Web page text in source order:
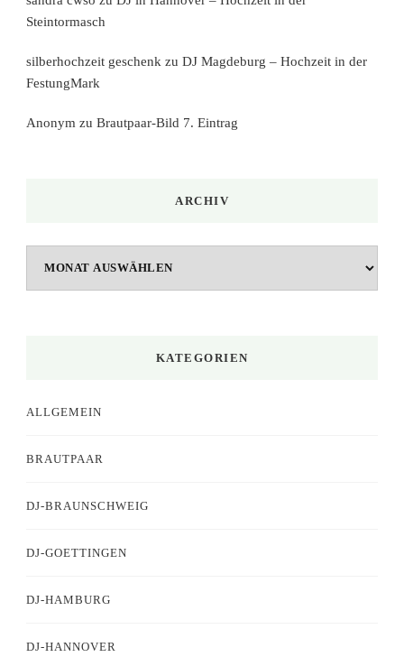
Steintormasch
silberhochzeit geschenk zu DJ Magdeburg – Hochzeit in der
FestungMark
Anonym zu Brautpaar-Bild 7. Eintrag
ARCHIV
KATEGORIEN
ALLGEMEIN
BRAUTPAAR
DJ-BRAUNSCHWEIG
DJ-GOETTINGEN
DJ-HAMBURG
DJ-HANNOVER